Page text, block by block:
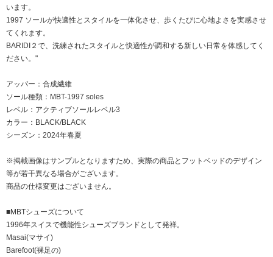
います。
1997 ソールが快適性とスタイルを一体化させ、歩くたびに心地よさを実感させ
てくれます。
BARIDI２で、洗練されたスタイルと快適性が調和する新しい日常を体感してく
ださい。"
アッパー：合成繊維
ソール種類：MBT-1997 soles
レベル：アクティブソールレベル3
カラー：BLACK/BLACK
シーズン：2024年春夏
※掲載画像はサンプルとなりますため、実際の商品とフットベッドのデザイン
等が若干異なる場合がございます。
商品の仕様変更はございません。
■MBTシューズについて
1996年スイスで機能性シューズブランドとして発祥。
Masai(マサイ)
Barefoot(裸足の)